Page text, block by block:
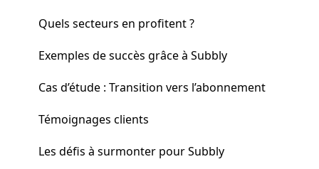
Quels secteurs en profitent ?
Exemples de succès grâce à Subbly
Cas d’étude : Transition vers l’abonnement
Témoignages clients
Les défis à surmonter pour Subbly